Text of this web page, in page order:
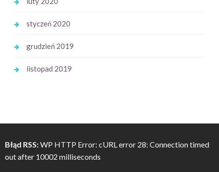
styczeń 2020
grudzień 2019
listopad 2019
Błąd RSS:WP HTTP Error: cURL error 28: Connection timed
out after 10002 milliseconds